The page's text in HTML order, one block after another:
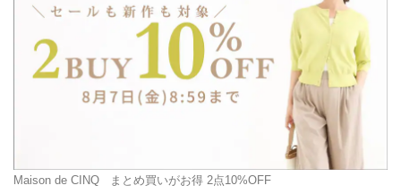
Maison de CINQ まとめ買いがお得 2点10%OFF